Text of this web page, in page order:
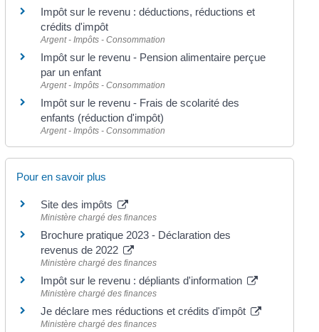
Impôt sur le revenu : déductions, réductions et
crédits d'impôt
Argent - Impôts - Consommation
Impôt sur le revenu - Pension alimentaire perçue
par un enfant
Argent - Impôts - Consommation
Impôt sur le revenu - Frais de scolarité des
enfants (réduction d'impôt)
Argent - Impôts - Consommation
Pour en savoir plus
Site des impôts
Ministère chargé des finances
Brochure pratique 2023 - Déclaration des
revenus de 2022
Ministère chargé des finances
Impôt sur le revenu : dépliants d'information
Ministère chargé des finances
Je déclare mes réductions et crédits d'impôt
Ministère chargé des finances